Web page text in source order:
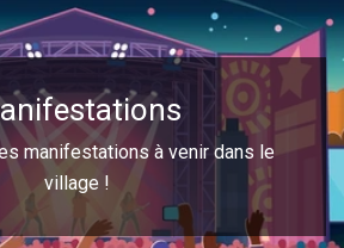
manifestations à venir dans le
village !